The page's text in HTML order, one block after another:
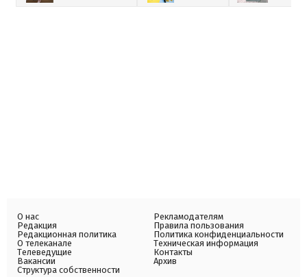
О нас
Редакция
Редакционная политика
О телеканале
Телеведущие
Вакансии
Структура собственности
Рекламодателям
Правила пользования
Политика конфиденциальности
Техническая информация
Контакты
Архив